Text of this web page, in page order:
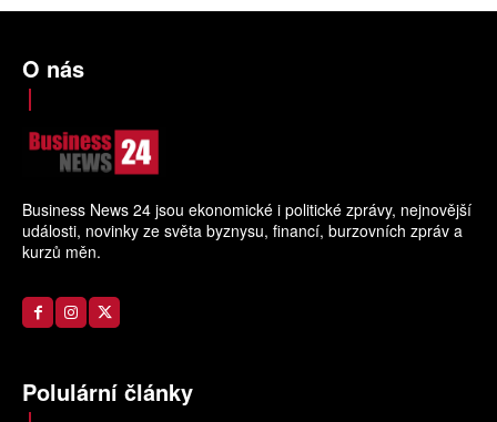
O nás
Business News 24 jsou ekonomické i politické zprávy, nejnovější
události, novinky ze světa byznysu, financí, burzovních zpráv a
kurzů měn.
Polulární články